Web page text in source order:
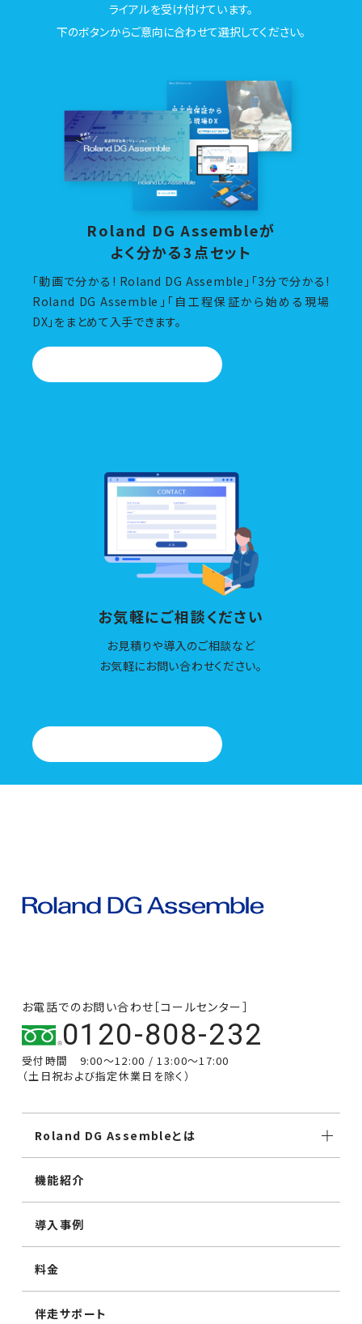
ライアルを受け付けています。
下のボタンからご意向に合わせて選択してください。
Roland DG Assembleが
よく分かる3点セット
「動画で分かる! Roland DG Assemble」「3分で分かる!
Roland DG Assemble」「自工程保証から始める現場
DX」をまとめて入手できます。
お気軽にご相談ください
お見積りや導入のご相談など
お気軽にお問い合わせください。
お電話でのお問い合わせ［コールセンター］
0120-808-232
受付時間 9:00～12:00 / 13:00～17:00
（土日祝および指定休業日を除く）
Roland DG Assembleとは
機能紹介
導入事例
料金
伴走サポート